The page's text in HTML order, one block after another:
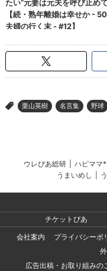
> 栗山英樹 名言集 野球
ウレぴあ総研 ハピママ*
うまいめし
チケットぴあ
会社案内
プライバシーポ
広告出稿・お取り組みの